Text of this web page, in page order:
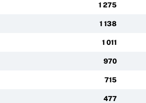
1 275
1 138
1 011
970
715
477